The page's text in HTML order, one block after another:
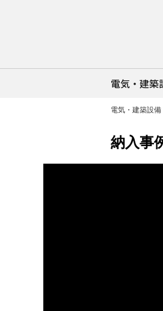
電気・建築
電気・建築設備
納入事